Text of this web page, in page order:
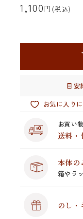
1,100円 (税込)
目安
お気に入り
お買い
送料・
本体の
箱やラ
のし